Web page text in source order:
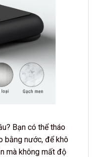
Bạn có thể tháo
bằng nước, để khô
mà không mất độ